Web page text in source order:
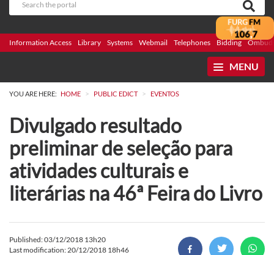
Information Access Library Systems Webmail Telephones Bidding
MENU
YOU ARE HERE: HOME > PUBLIC EDICT > EVENTOS
Divulgado resultado
preliminar de seleção para
atividades culturais e
literárias na 46ª Feira do Livro
Published: 03/12/2018 13h20
Last modification: 20/12/2018 18h46